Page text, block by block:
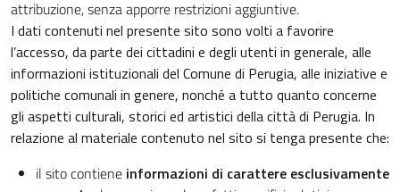
attribuzione, senza apporre restrizioni aggiuntive.
I dati contenuti nel presente sito sono volti a favorire
l’accesso, da parte dei cittadini e degli utenti in generale, alle
informazioni istituzionali del Comune di Perugia, alle iniziative e
politiche comunali in genere, nonché a tutto quanto concerne
gli aspetti culturali, storici ed artistici della città di Perugia. In
relazione al materiale contenuto nel sito si tenga presente che:
il sito contiene informazioni di carattere esclusivamente